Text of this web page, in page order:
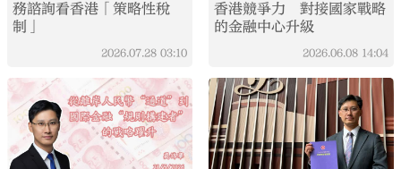
務諮詢看香港「策略性稅
制」
2026.07.28 03:10
香港競爭力 對接國家戰略
的金融中心升級
2026.06.08 14:04